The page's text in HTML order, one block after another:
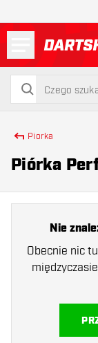
szukaj
szukaj
Piorka
Piórka
Nie
Obecnie nic